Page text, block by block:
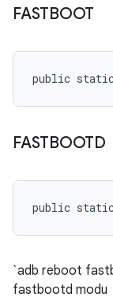
FASTBOOT
public
FASTBOOTD
public
`adb reboot
fastbootd modu